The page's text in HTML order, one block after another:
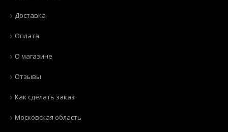
Доставка
Оплата
О магазине
Отзывы
Как сделать заказ
Московская область